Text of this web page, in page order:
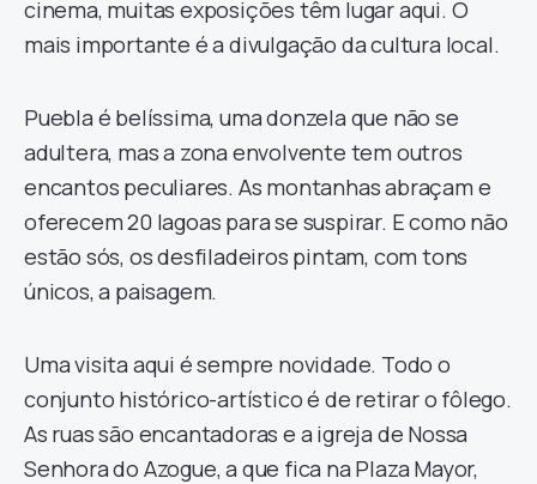
cinema, muitas exposições têm lugar aqui. O
mais importante é a divulgação da cultura local.
Puebla é belíssima, uma donzela que não se
adultera, mas a zona envolvente tem outros
encantos peculiares. As montanhas abraçam e
oferecem 20 lagoas para se suspirar. E como não
estão sós, os desfiladeiros pintam, com tons
únicos, a paisagem.
Uma visita aqui é sempre novidade. Todo o
conjunto histórico-artístico é de retirar o fôlego.
As ruas são encantadoras e a igreja de Nossa
Senhora do Azogue, a que fica na Plaza Mayor,